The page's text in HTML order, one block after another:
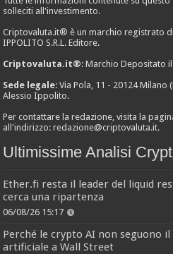
solleciti all'investimento.
Criptovaluta.it® è un marchio registrato
IPPOLITO S.R.L. Editore.
Criptovaluta.it®: Marchio Depositato
Sede legale: Via Pola, 11 - 20124 Milano
Alessio Ippolito.
Per contattare la redazione, visita la
all'indirizzo:redazione@criptovaluta.it.
Ultimissime Analisi
Ether.fi resta il leader del liquid
cerca una ripartenza
06/08/26 15:17
Perché le crypto AI non seguono
artificiale a Wall Street